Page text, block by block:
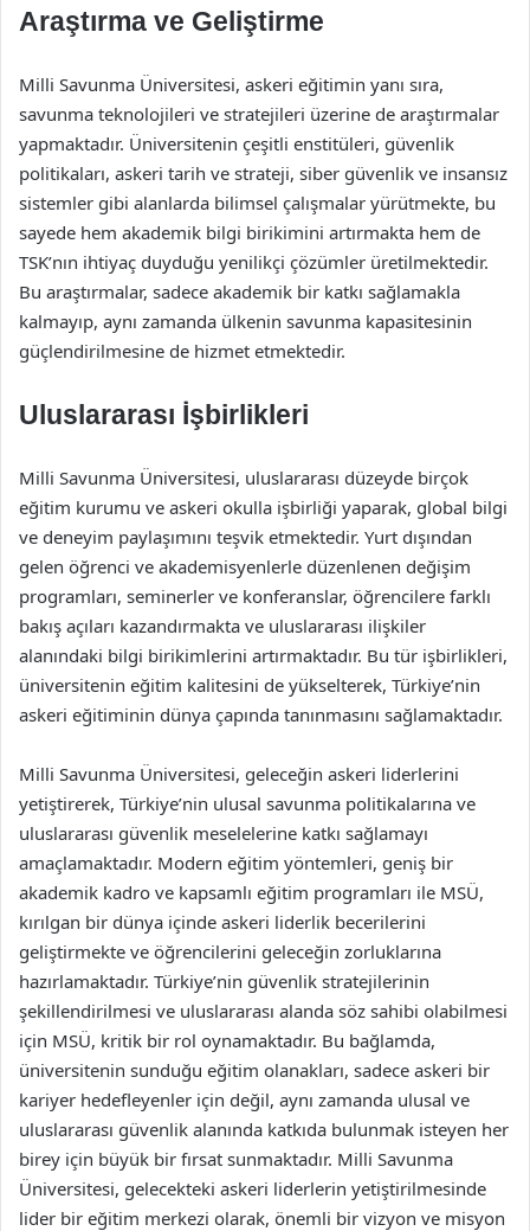
Araştırma ve Geliştirme
Milli Savunma Üniversitesi, askeri eğitimin yanı sıra,
savunma teknolojileri ve stratejileri üzerine de araştırmalar
yapmaktadır. Üniversitenin çeşitli enstitüleri, güvenlik
politikaları, askeri tarih ve strateji, siber güvenlik ve insansız
sistemler gibi alanlarda bilimsel çalışmalar yürütmekte, bu
sayede hem akademik bilgi birikimini artırmakta hem de
TSK’nın ihtiyaç duyduğu yenilikçi çözümler üretilmektedir.
Bu araştırmalar, sadece akademik bir katkı sağlamakla
kalmayıp, aynı zamanda ülkenin savunma kapasitesinin
güçlendirilmesine de hizmet etmektedir.
Uluslararası İşbirlikleri
Milli Savunma Üniversitesi, uluslararası düzeyde birçok
eğitim kurumu ve askeri okulla işbirliği yaparak, global bilgi
ve deneyim paylaşımını teşvik etmektedir. Yurt dışından
gelen öğrenci ve akademisyenlerle düzenlenen değişim
programları, seminerler ve konferanslar, öğrencilere farklı
bakış açıları kazandırmakta ve uluslararası ilişkiler
alanındaki bilgi birikimlerini artırmaktadır. Bu tür işbirlikleri,
üniversitenin eğitim kalitesini de yükselterek, Türkiye’nin
askeri eğitiminin dünya çapında tanınmasını sağlamaktadır.
Milli Savunma Üniversitesi, geleceğin askeri liderlerini
yetiştirerek, Türkiye’nin ulusal savunma politikalarına ve
uluslararası güvenlik meselelerine katkı sağlamayı
amaçlamaktadır. Modern eğitim yöntemleri, geniş bir
akademik kadro ve kapsamlı eğitim programları ile MSÜ,
kırılgan bir dünya içinde askeri liderlik becerilerini
geliştirmekte ve öğrencilerini geleceğin zorluklarına
hazırlamaktadır. Türkiye’nin güvenlik stratejilerinin
şekillendirilmesi ve uluslararası alanda söz sahibi olabilmesi
için MSÜ, kritik bir rol oynamaktadır. Bu bağlamda,
üniversitenin sunduğu eğitim olanakları, sadece askeri bir
kariyer hedefleyenler için değil, aynı zamanda ulusal ve
uluslararası güvenlik alanında katkıda bulunmak isteyen her
birey için büyük bir fırsat sunmaktadır. Milli Savunma
Üniversitesi, gelecekteki askeri liderlerin yetiştirilmesinde
lider bir eğitim merkezi olarak, önemli bir vizyon ve misyon